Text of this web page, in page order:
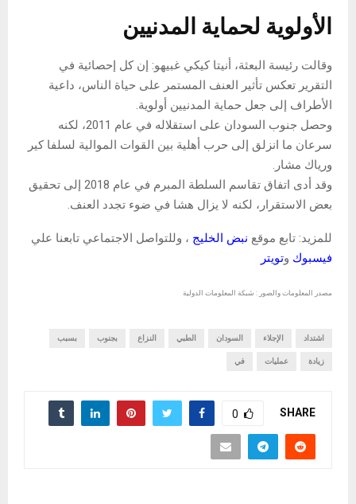
الأولوية لحماية المدنيين
وقالت رئيسة البعثة، أنيتا كيكي غبيهو: إن كل إحصائية في
التقرير تعكس تأثير العنف المستمر على حياة الناس، داعية
الأطراف إلى جعل حماية المدنيين أولوية.
وحصل جنوب السودان على استقلاله في عام 2011، لكنه
سرعان ما انزلق إلى حرب أهلية بين القوات الموالية لسلفا كير
ورياك مشار.
وقد أدى اتفاق تقاسم السلطة المبرم في عام 2018 إلى تحقيق
بعض الاستقرار، لكنه لا يزال هشا في ضوء تجدد العنف.
للمزيد: تابع موقع نبض الخليج ، وللتواصل الاجتماعي تابعنا علي
فيسبوك وتويتر
مصدر المعلومات والصور : شبكة المعلومات الدولية
اشتداد الإجلاء السودان الطبي النزاع بجنوب بسبب
زيادة عمليات في
SHARE
0